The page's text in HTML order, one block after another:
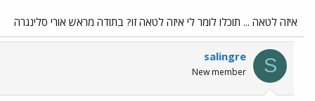
איזה לטאה ... תוכלו לומר לי איזה לטאה זו? בתודה מראש אורי סלינגרה
S
salingre
New member